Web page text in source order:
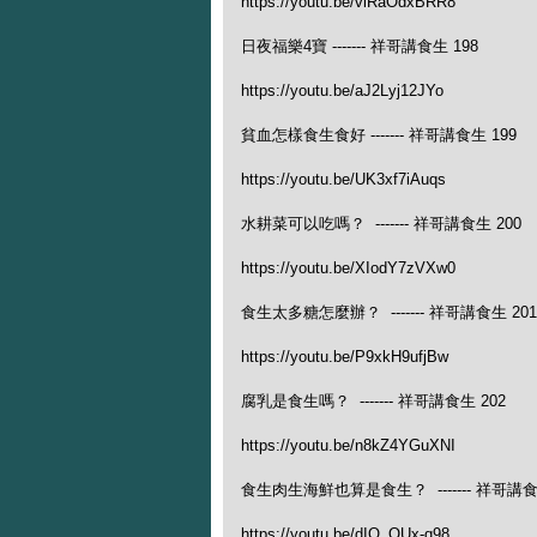
日夜福樂4寶 ------- 祥哥講食生 198
https://youtu.be/aJ2Lyj12JYo
貧血怎樣食生食好 ------- 祥哥講食生 199
https://youtu.be/UK3xf7iAuqs
水耕菜可以吃嗎？ ------- 祥哥講食生 200
https://youtu.be/XIodY7zVXw0
食生太多糖怎麼辦？ ------- 祥哥講食生 201
https://youtu.be/P9xkH9ufjBw
腐乳是食生嗎？ ------- 祥哥講食生 202
https://youtu.be/n8kZ4YGuXNI
食生肉生海鮮也算是食生？ ------- 祥哥講